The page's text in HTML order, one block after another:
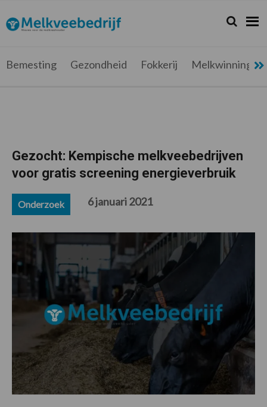
de
hoofdnavigatie
de
hoofd
de
eerste
de
voettekst
Melkveebedrijf.be
Nieuws
melkveehouder
Zoeken...
Zoek
Bemesting Gezondheid Fokkerij Melkwinning
Gezocht: Kempische melkveebedrijven
voor gratis screening energieverbruik
Onderzoek 6 januari 2021